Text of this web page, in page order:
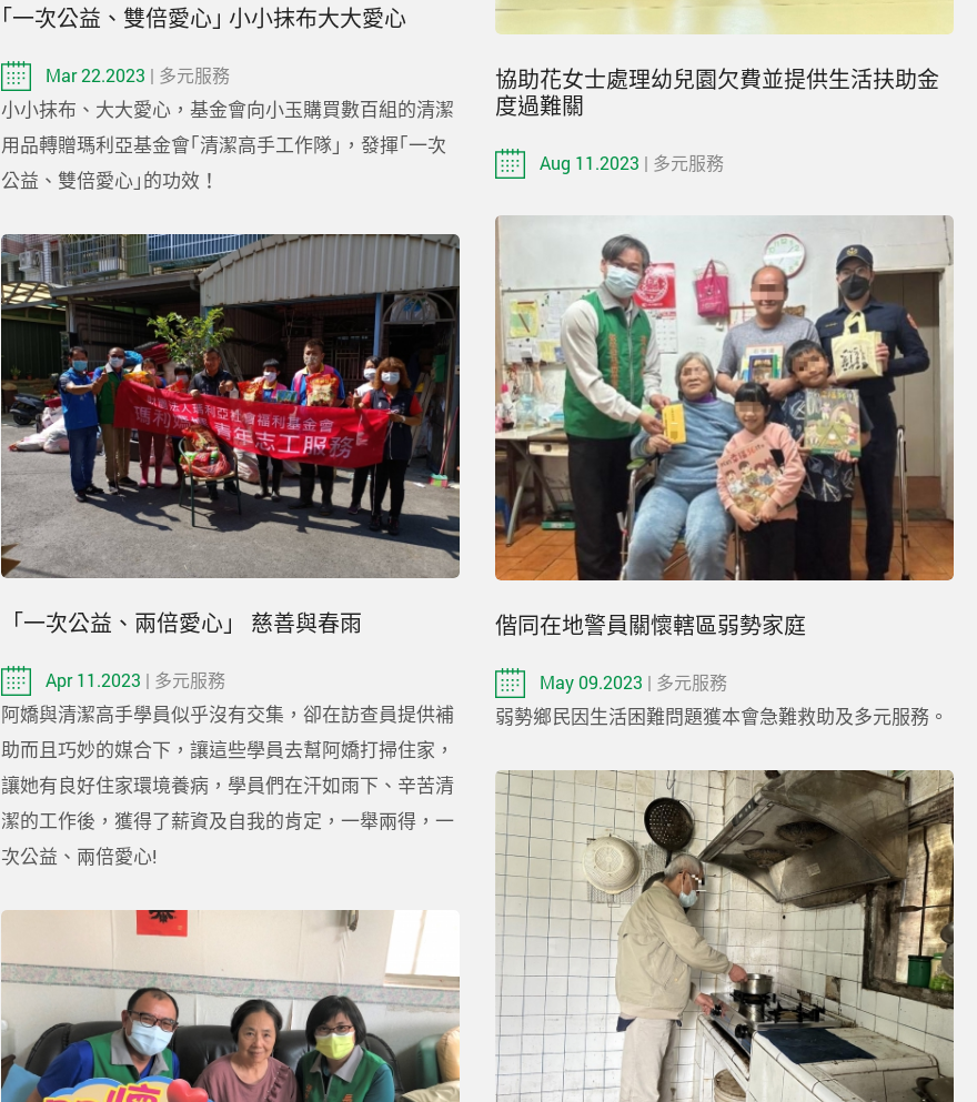
｢一次公益、雙倍愛心｣ 小小抹布大大愛心
Mar 22.2023 | 多元服務
小小抹布、大大愛心，基金會向小玉購買數百組的清潔
用品轉贈瑪利亞基金會｢清潔高手工作隊｣，發揮｢一次
公益、雙倍愛心｣的功效！
協助花女士處理幼兒園欠費並提供生活扶助金
度過難關
Aug 11.2023 | 多元服務
偕同在地警員關懷轄區弱勢家庭
May 09.2023 | 多元服務
弱勢鄉民因生活困難問題獲本會急難救助及多元服務。
「一次公益、兩倍愛心」 慈善與春雨
Apr 11.2023 | 多元服務
阿嬌與清潔高手學員似乎沒有交集，卻在訪查員提供補
助而且巧妙的媒合下，讓這些學員去幫阿嬌打掃住家，
讓她有良好住家環境養病，學員們在汗如雨下、辛苦清
潔的工作後，獲得了薪資及自我的肯定，一舉兩得，一
次公益、兩倍愛心!